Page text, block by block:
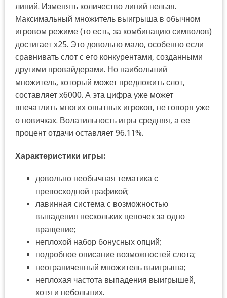
линий. Изменять количество линий нельзя.
Максимальный множитель выигрыша в обычном
игровом режиме (то есть, за комбинацию символов)
достигает х25. Это довольно мало, особенно если
сравнивать слот с его конкурентами, созданными
другими провайдерами. Но наибольший
множитель, который может предложить слот,
составляет х6000. А эта цифра уже может
впечатлить многих опытных игроков, не говоря уже
о новичках. Волатильность игры средняя, а ее
процент отдачи оставляет 96.11%.
Характеристики игры:
довольно необычная тематика с
превосходной графикой;
лавинная система с возможностью
выпадения нескольких цепочек за одно
вращение;
неплохой набор бонусных опций;
подробное описание возможностей слота;
неограниченный множитель выигрыша;
неплохая частота выпадения выигрышей,
хотя и небольших.